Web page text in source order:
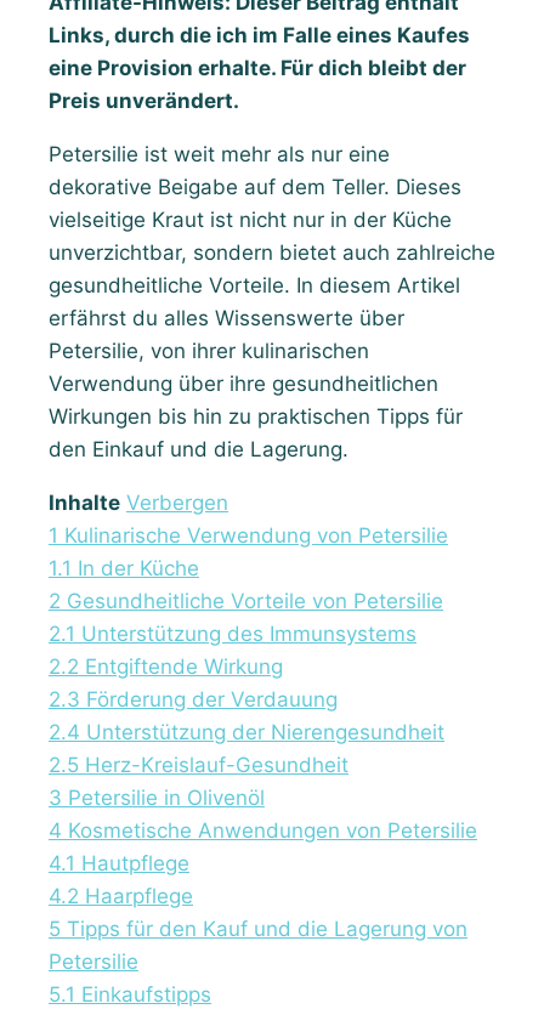
Links, durch die ich im Falle eines Kaufes
eine Provision erhalte. Für dich bleibt der
Preis unverändert.
Petersilie ist weit mehr als nur eine
dekorative Beigabe auf dem Teller. Dieses
vielseitige Kraut ist nicht nur in der Küche
unverzichtbar, sondern bietet auch zahlreiche
gesundheitliche Vorteile. In diesem Artikel
erfährst du alles Wissenswerte über
Petersilie, von ihrer kulinarischen
Verwendung über ihre gesundheitlichen
Wirkungen bis hin zu praktischen Tipps für
den Einkauf und die Lagerung.
Inhalte Verbergen
1 Kulinarische Verwendung von Petersilie
1.1 In der Küche
2 Gesundheitliche Vorteile von Petersilie
2.1 Unterstützung des Immunsystems
2.2 Entgiftende Wirkung
2.3 Förderung der Verdauung
2.4 Unterstützung der Nierengesundheit
2.5 Herz-Kreislauf-Gesundheit
3 Petersilie in Olivenöl
4 Kosmetische Anwendungen von Petersilie
4.1 Hautpflege
4.2 Haarpflege
5 Tipps für den Kauf und die Lagerung von
Petersilie
5.1 Einkaufstipps